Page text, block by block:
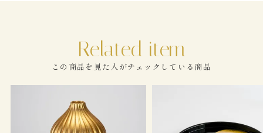
この商品を見た人がチェックしている商品